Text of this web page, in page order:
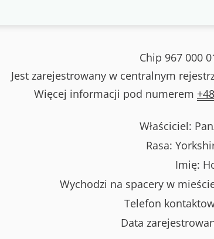
Chip 967 000
Jest zarejestrowany w centralnym
Więcej informacji pod numerem
Właściciel:
Rasa:
Imię:
Wychodzi na spacery w
Telefon
Data